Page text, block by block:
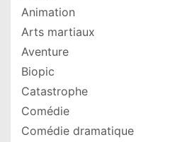
Animation
Arts martiaux
Aventure
Biopic
Catastrophe
Comédie
Comédie dramatique